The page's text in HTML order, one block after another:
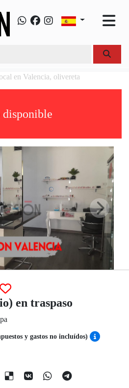
en Valencia, olivereta
disponible
en traspaso
y gastos no incluídos)